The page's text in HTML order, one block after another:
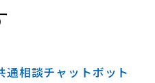
通相談チャットボット